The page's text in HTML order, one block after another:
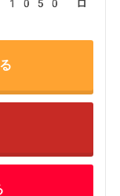
ー 1050 ロ